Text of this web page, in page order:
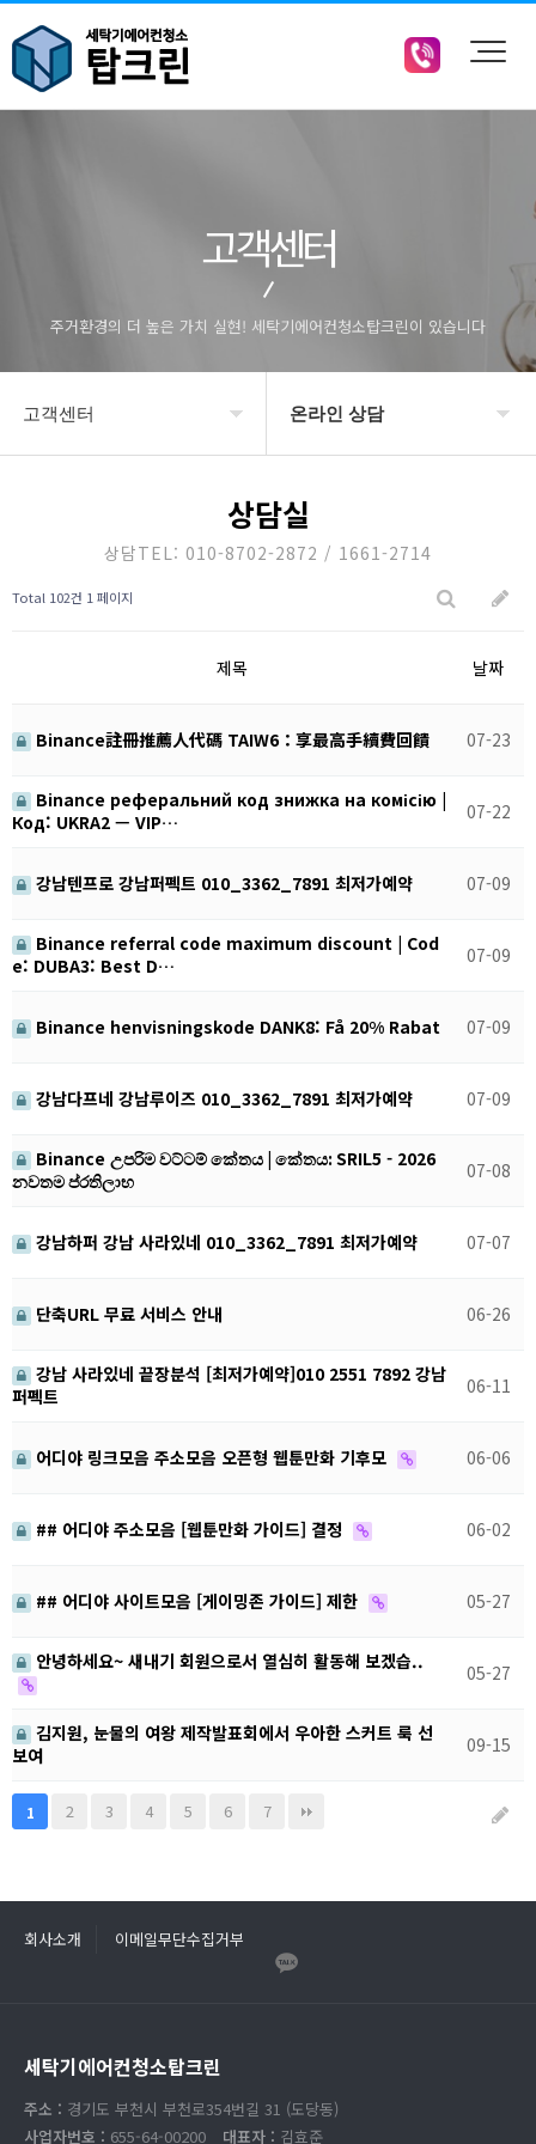
고객센터
주거환경의 더 높은 가치 실현! 세탁기에어컨청소탑크린이 있습니다
고객센터
시공사례
온라인 상담
상담실
상담TEL: 010-8702-2872 / 1661-2714
Total 102건 1 페이지
제목 날짜
Binance註冊推薦人代碼 TAIW6：享最高手續費回饋 07-23
Binance реферальний код знижка на комісію |
Код: UKRA2 — VIP…
07-22
강남텐프로 강남퍼펙트 010_3362_7891 최저가예약 07-09
Binance referral code maximum discount | Cod
e: DUBA3: Best D…
07-09
Binance henvisningskode DANK8: Få 20% Rabat 07-09
강남다프네 강남루이즈 010_3362_7891 최저가예약 07-09
Binance උපරිම වට්ටම් කේතය | කේතය: SRIL5 - 2026
නවතම ප්රතිලාභ
07-08
강남하퍼 강남 사라있네 010_3362_7891 최저가예약 07-07
단축URL 무료 서비스 안내 06-26
강남 사라있네 끝장분석 [최저가예약]010 2551 7892 강남
퍼펙트
06-11
어디야 링크모음 주소모음 오픈형 웹툰만화 기후모 06-06
## 어디야 주소모음 [웹툰만화 가이드] 결정 06-02
## 어디야 사이트모음 [게이밍존 가이드] 제한 05-27
안녕하세요~ 새내기 회원으로서 열심히 활동해 보겠습.. 05-27
김지원, 눈물의 여왕 제작발표회에서 우아한 스커트 룩 선
보여
09-15
1 2 3 4 5 6 7
회사소개 이메일무단수집거부
세탁기에어컨청소탑크린
주소 : 경기도 부천시 부천로354번길 31 (도당동)
사업자번호 : 655-64-00200 대표자 : 김효준